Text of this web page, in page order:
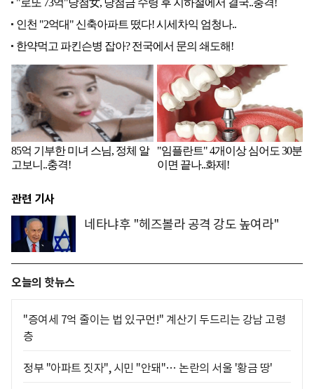
관련 기사
네타냐후 "헤즈볼라 공격 강도 높여라"
오늘의 핫뉴스
"증여세 7억 줄이는 법 있구먼!" 계산기 두드리는 강남 고령
층
정부 "아파트 짓자", 시민 "안돼"… 논란의 서울 '황금 땅'